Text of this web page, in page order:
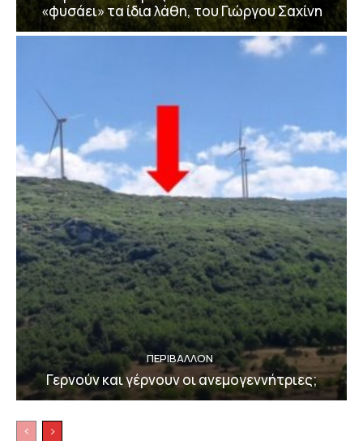
«φυσάει» τα ίδια λάθη, του Γιώργου Σαχίνη
ΠΕΡΙΒΆΛΛΟΝ
Γερνούν και γέρνουν οι ανεμογεννήτριες;